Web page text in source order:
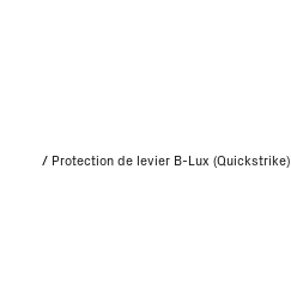
/ Protection de levier B-Lux (Quickstrike)